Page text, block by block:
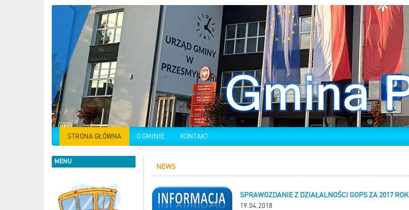
STRONA GŁÓWNA O GMINIE KONTAKT
MENU
NEWS
SPRAWOZDANIE Z DZIAŁALNOŚCI GOPS ZA 2017 ROK
19.04.2018